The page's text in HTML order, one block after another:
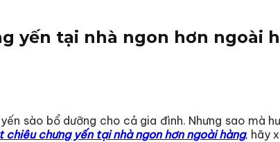
yến tại nhà ngon hơn ngoài
sào bổ dưỡng cho cả gia đình. Nhưng sao mà
chưng yến tại nhà ngon hơn ngoài hàng, hãy